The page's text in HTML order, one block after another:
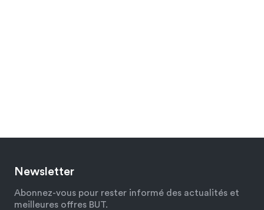
Newsletter
Abonnez-vous pour rester informé des actualités et
meilleures offres BUT.